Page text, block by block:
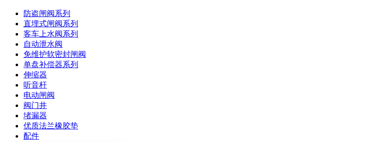
防盗闸阀系列
直埋式闸阀系列
客车上水阀系列
自动泄水阀
免维护软密封闸阀
单盘补偿器系列
伸缩器
听音杆
电动闸阀
阀门井
堵漏器
优质法兰橡胶垫
配件